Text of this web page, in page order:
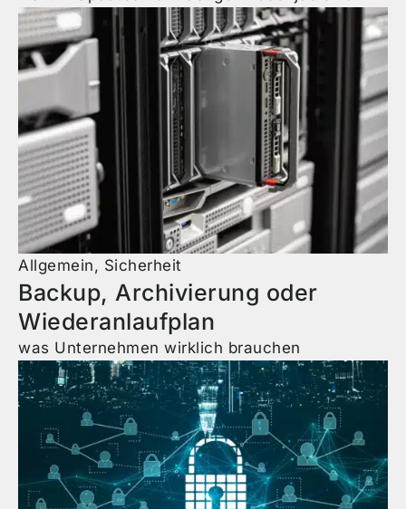
Allgemein , Sicherheit
Backup, Archivierung oder
Wiederanlaufplan
was Unternehmen wirklich brauchen